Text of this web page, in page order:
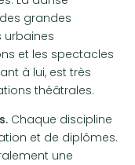
grandes
urbaines
et les spectacles
à lui, est très
théâtrales.
Chaque discipline
et de diplômes.
une